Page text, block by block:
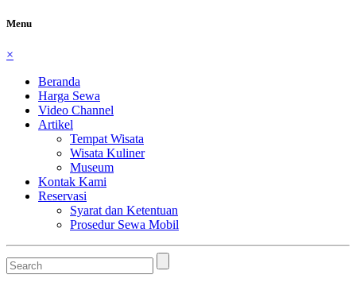
Menu
×
Beranda
Harga Sewa
Video Channel
Artikel
Tempat Wisata
Wisata Kuliner
Museum
Kontak Kami
Reservasi
Syarat dan Ketentuan
Prosedur Sewa Mobil